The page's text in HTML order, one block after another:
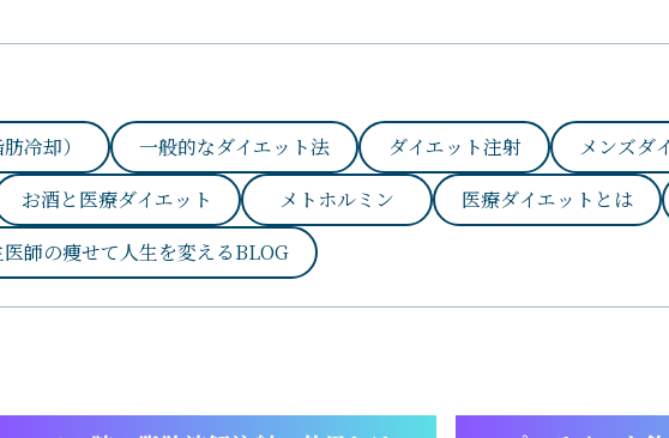
冷却） 一般的なダイエット法 ダイエット注射
メンズダ
お酒と医療ダイエット メトホルミン 医療ダイエットとは
医師の痩せて人生を変えるBLOG